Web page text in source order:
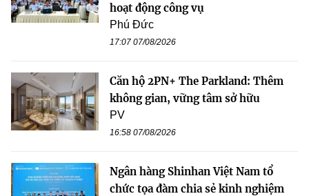
hoạt động công vụ
Phú Đức
17:07 07/08/2026
Căn hộ 2PN+ The Parkland: Thêm
không gian, vững tâm sở hữu
PV
16:58 07/08/2026
Ngân hàng Shinhan Việt Nam tổ
chức tọa đàm chia sẻ kinh nghiệm